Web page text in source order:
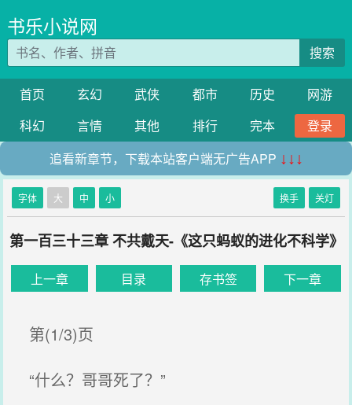
书乐小说网
搜索
首页 玄幻 武侠 都市 历史
网游
科幻
言情 其他 排行 完本
登录
追看新章节，下载本站客户端无广告APP ↓↓↓
字体 大 中 小 换手 关灯
第一百三十三章 不共戴天-《这只蚂蚁的进化不科学》
上一章 目录 存书签 下一章
第(1/3)页
“什么？哥哥死了？”